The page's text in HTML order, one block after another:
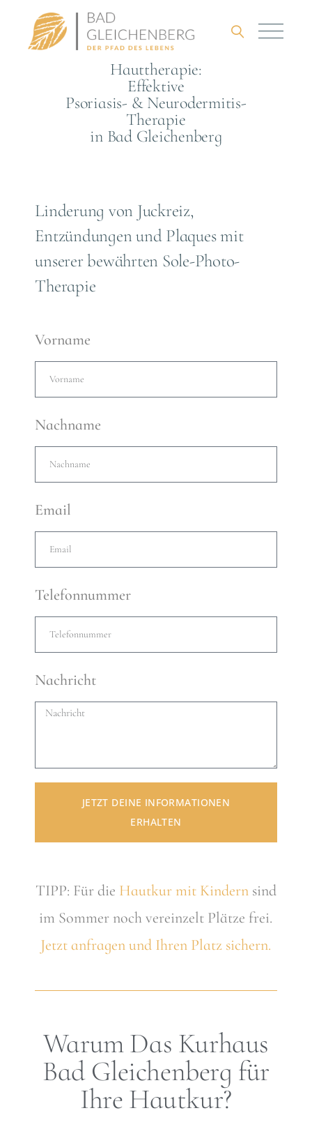
Hauttherapie:
Effektive
Psoriasis- & Neurodermitis-
Therapie
in Bad Gleichenberg
Linderung von Juckreiz,
Entzündungen und Plaques mit
unserer bewährten Sole-Photo-
Therapie
Vorname
Nachname
Email
Telefonnummer
Nachricht
JETZT DEINE INFORMATIONEN
ERHALTEN
TIPP: Für die Hautkur mit Kindernsind
im Sommer noch vereinzelt Plätze frei.
Jetzt anfragen und Ihren Platz sichern.
Warum Das Kurhaus
Bad Gleichenberg für
Ihre Hautkur?